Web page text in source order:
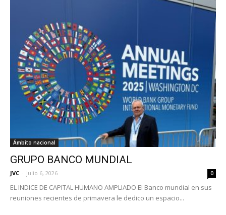
Ámbito nacional
GRUPO BANCO MUNDIAL
JVC - julio 6, 2026 0
EL INDICE DE CAPITAL HUMANO AMPLIADO El Banco mundial en sus
reuniones recientes de primavera le dedico un espacio...